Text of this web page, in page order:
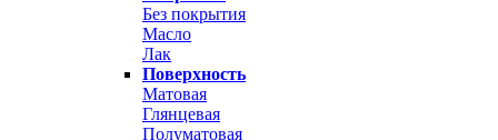
Без покрытия
Масло
Лак
Поверхность
Матовая
Глянцевая
Полуматовая